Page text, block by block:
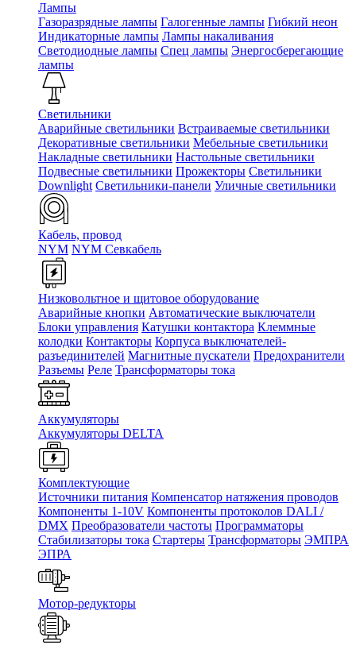
Лампы
Газоразрядные лампы Галогенные лампы Гибкий неон
Индикаторные лампы Лампы накаливания
Светодиодные лампы Спец лампы Энергосберегающие
лампы
Светильники
Аварийные светильники Встраиваемые светильники
Декоративные светильники Мебельные светильники
Накладные светильники Настольные светильники
Подвесные светильники Прожекторы Светильники
Downlight Светильники-панели Уличные светильники
Кабель, провод
NYM NYM Севкабель
Низковольтное и щитовое оборудование
Аварийные кнопки Автоматические выключатели
Блоки управления Катушки контактора Клеммные
колодки Контакторы Корпуса выключателей-
разъединителей Магнитные пускатели Предохранители
Разъемы Реле Трансформаторы тока
Аккумуляторы
Аккумуляторы DELTA
Комплектующие
Источники питания Компенсатор натяжения проводов
Компоненты 1-10V Компоненты протоколов DALI /
DMX Преобразователи частоты Программаторы
Стабилизаторы тока Стартеры Трансформаторы ЭМПРА
ЭПРА
Мотор-редукторы